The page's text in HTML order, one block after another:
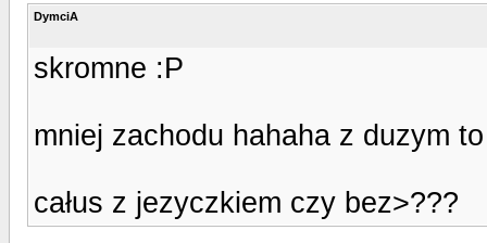
DymciA
skromne :P
mniej zachodu hahaha z duzym
całus z jezyczkiem czy bez>???